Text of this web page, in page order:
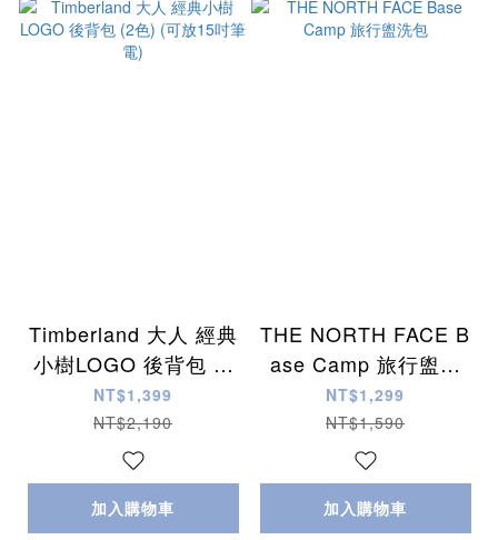
Timberland 大人 經典
小樹LOGO 後背包 (2
色) (可放15吋筆電)
NT$1,399
NT$2,190
加入購物車
THE NORTH FACE B
ase Camp 旅行盥洗
包
NT$1,299
NT$1,590
加入購物車